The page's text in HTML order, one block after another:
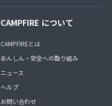
CAMPFIRE について
CAMPFIREとは
あんしん・安全への取り組み
ニュース
ヘルプ
お問い合わせ